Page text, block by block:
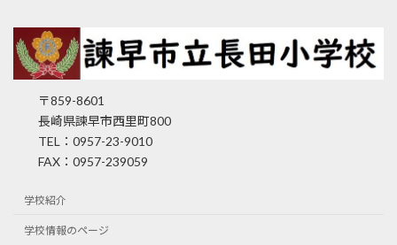
〒859-8601
長崎県諫早市西里町800
TEL：0957-23-9010
FAX：0957-239059
学校紹介
学校情報のページ